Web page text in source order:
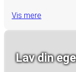
Vis mere
Lav din